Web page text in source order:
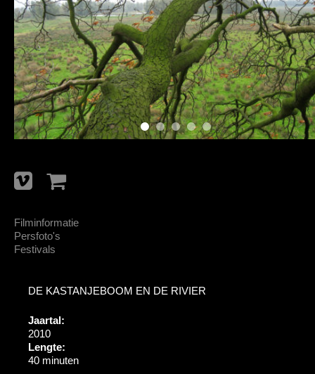
Filminformatie
Persfoto's
Festivals
DE KASTANJEBOOM EN DE RIVIER
Jaartal:
2010
Lengte:
40 minuten